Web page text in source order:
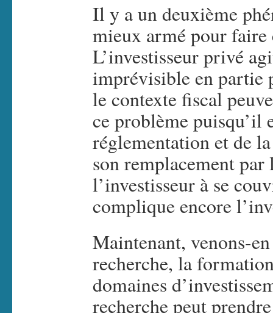
Il y a un deuxième
mieux armé pour faire
L’investisseur privé
imprévisible en partie
le contexte fiscal
ce problème puisqu’il
réglementation et de
son remplacement
l’investisseur à se
complique encore
Maintenant, venons-
recherche, la
domaines
recherche peut